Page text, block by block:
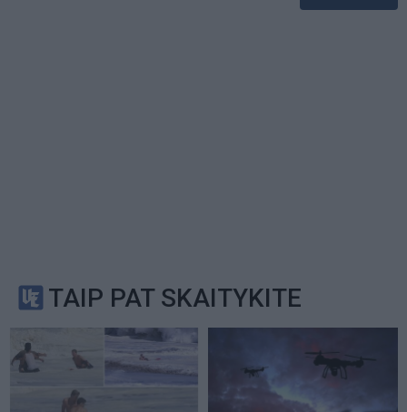
TAIP PAT SKAITYKITE